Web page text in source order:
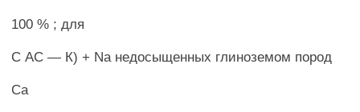
100 % ; для
С АС — К) + Na недосыщенных глиноземом пород
Са